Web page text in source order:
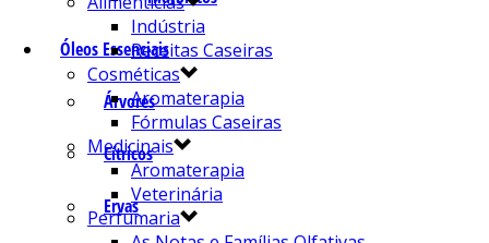
Óleos Essenciais
Árvores
Cítricos
Ervas
Indústria
Receitas Caseiras
Cosméticas
Aromaterapia
Fórmulas Caseiras
Medicinais
Aromaterapia
Veterinária
Perfumaria